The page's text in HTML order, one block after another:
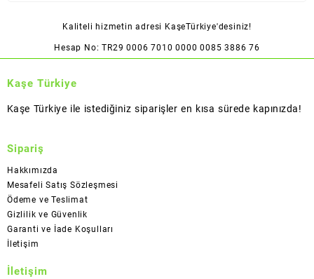
Kaliteli hizmetin adresi KaşeTürkiye'desiniz!
Hesap No: TR29 0006 7010 0000 0085 3886 76
Kaşe Türkiye
Kaşe Türkiye ile istediğiniz siparişler en kısa sürede kapınızda!
Sipariş
Hakkımızda
Mesafeli Satış Sözleşmesi
Ödeme ve Teslimat
Gizlilik ve Güvenlik
Garanti ve İade Koşulları
İletişim
İletişim